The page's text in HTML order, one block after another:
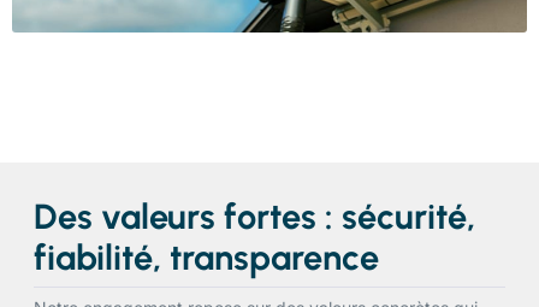
Des valeurs fortes : sécurité,
fiabilité, transparence